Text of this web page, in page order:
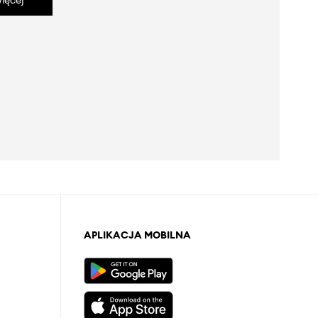
APLIKACJA MOBILNA